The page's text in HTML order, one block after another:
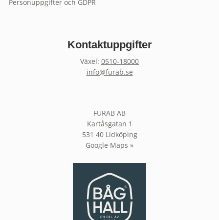
Personuppgifter och GDPR
Kontaktuppgifter
Växel: 0510-18000
info@furab.se
FURAB AB
Kartåsgatan 1
531 40 Lidköping
Google Maps »